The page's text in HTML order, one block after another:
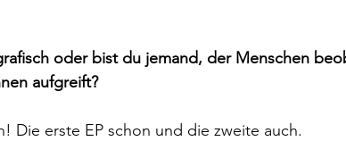
oder bist du jemand, der Menschen
aufgreift?
Die erste EP schon und die zweite auch.